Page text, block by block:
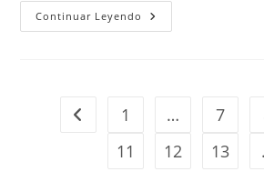
Continuar Leyendo PERDONA
POR
Ir a la página anterior
1 … 7
11
12 13